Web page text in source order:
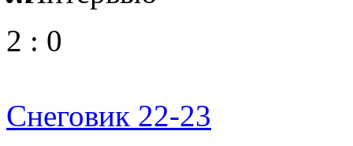
2 : 0
Снеговик 22-23